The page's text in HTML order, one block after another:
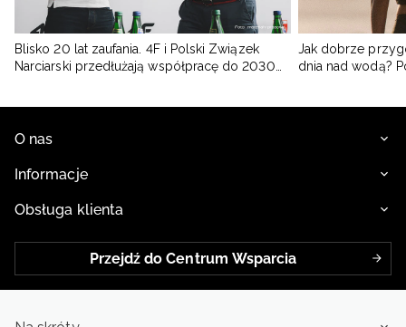
Blisko 20 lat zaufania. 4F i Polski Związek
Narciarski przedłużają współpracę do 2030
Jak dobrze
dnia nad wodą?
O nas
Informacje
Obsługa klienta
Przejdź do Centrum Wsparcia